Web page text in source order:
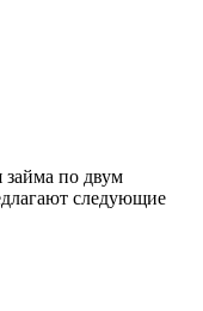
займа по двум
следующие